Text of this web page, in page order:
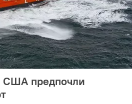
США предпочли